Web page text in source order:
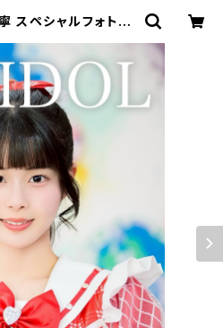
スペシャルフォトブ
NG